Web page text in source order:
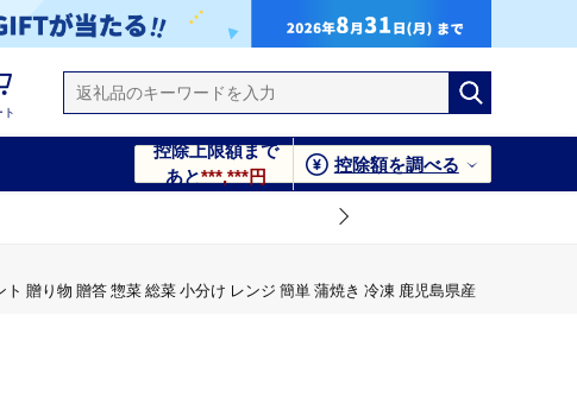
ト
控除上限額まで
あと***,***円
控除額を調べる
贈り物 贈答 惣菜 総菜 小分け レンジ 簡単 蒲焼き 冷凍 鹿児島県産